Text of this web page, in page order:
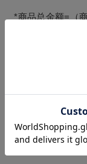
*商品总金额=（
您可以委托
WorldShopping
地。